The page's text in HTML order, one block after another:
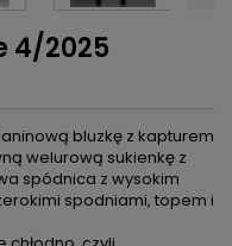
4/2025
bluzkę z kapturem
welurową sukienkę z
spódnica z wysokim
spodniami, topem i